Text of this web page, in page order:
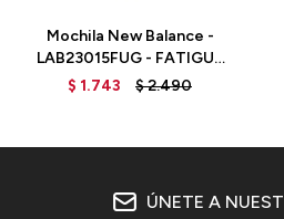
Mochila New Balance -
LAB23015FUG - FATIGUE
GREEN
$ 1.743 $2.490
ÚNETE A